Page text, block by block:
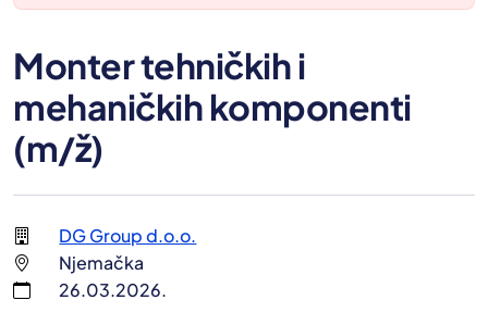
Monter tehničkih i
mehaničkih komponenti
(m/ž)
DG Group d.o.o.
Njemačka
26.03.2026.